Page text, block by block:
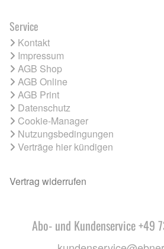
Service
Kontakt
Impressum
AGB Shop
AGB Online
AGB Print
Datenschutz
Cookie-Manager
Nutzungsbedingungen
Verträge hier kündigen
Vertrag widerrufen
Abo- und Kundenservice +49